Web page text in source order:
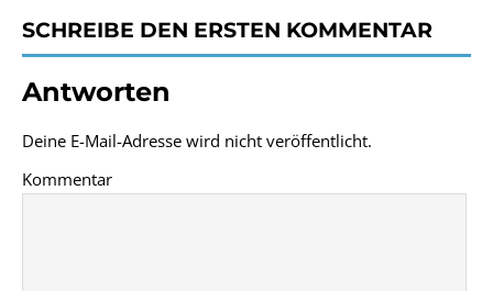
SCHREIBE DEN ERSTEN KOMMENTAR
Antworten
Deine E-Mail-Adresse wird nicht veröffentlicht.
Kommentar